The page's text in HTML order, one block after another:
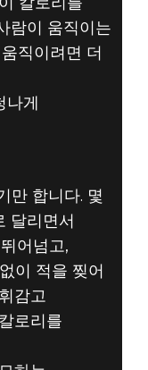
람이 움직이는
직이려면 더
나게
만 합니다. 몇
달리면서
어넘고,
이 적을 찢어
감고
로리를